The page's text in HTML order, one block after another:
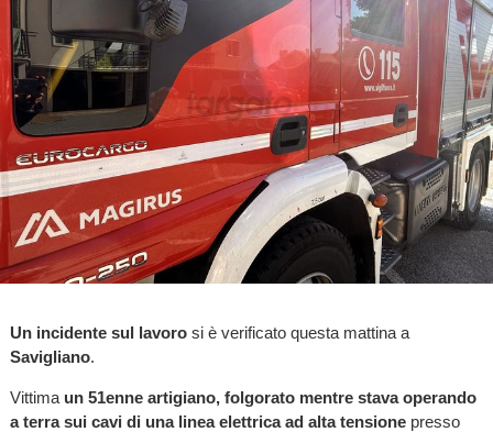
Un incidente sul lavorosi è verificato questa mattina a
Savigliano.
Vittima un 51enne artigiano, folgorato mentre stava operando
a terra sui cavi di una linea elettrica ad alta tensione presso